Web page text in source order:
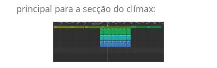
principal para a secção do clímax: